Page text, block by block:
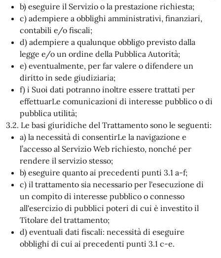
b) eseguire il Servizio o la prestazione richiesta;
c) adempiere a obblighi amministrativi, finanziari,
contabili e/o fiscali;
d) adempiere a qualunque obbligo previsto dalla
legge e/o un ordine della Pubblica Autorità;
e) eventualmente, per far valere o difendere un
diritto in sede giudiziaria;
f) i Suoi dati potranno inoltre essere trattati per
effettuarLe comunicazioni di interesse pubblico o di
pubblica utilità;
3.2. Le basi giuridiche del Trattamento sono le seguenti:
a) la necessità di consentirLe la navigazione e
l’accesso al Servizio Web richiesto, nonché per
rendere il servizio stesso;
b) eseguire quanto ai precedenti punti 3.1 a-f;
c) il trattamento sia necessario per l'esecuzione di
un compito di interesse pubblico o connesso
all'esercizio di pubblici poteri di cui è investito il
Titolare del trattamento;
d) eventuali dati fiscali: necessità di eseguire
obblighi di cui ai precedenti punti 3.1 c-e.